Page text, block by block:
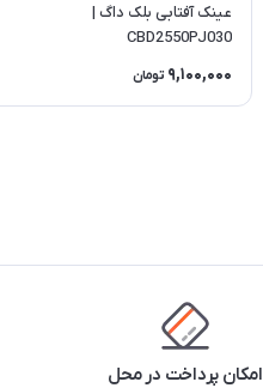
عینک آفتابی بلک داگ |
CBD2550PJ030
9,100,000 تومان
امکان پرداخت در محل